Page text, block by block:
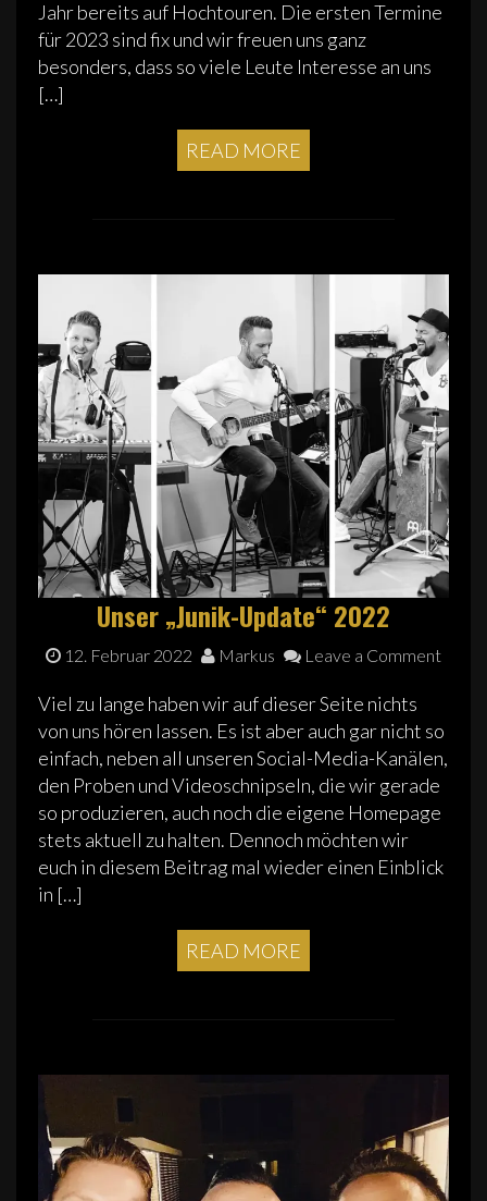
Jahr bereits auf Hochtouren. Die ersten Termine
für 2023 sind fix und wir freuen uns ganz
besonders, dass so viele Leute Interesse an uns
[…]
READ MORE
Unser „Junik-Update“ 2022
12. Februar 2022 Markus Leave a Comment
Viel zu lange haben wir auf dieser Seite nichts
von uns hören lassen. Es ist aber auch gar nicht so
einfach, neben all unseren Social-Media-Kanälen,
den Proben und Videoschnipseln, die wir gerade
so produzieren, auch noch die eigene Homepage
stets aktuell zu halten. Dennoch möchten wir
euch in diesem Beitrag mal wieder einen Einblick
in […]
READ MORE